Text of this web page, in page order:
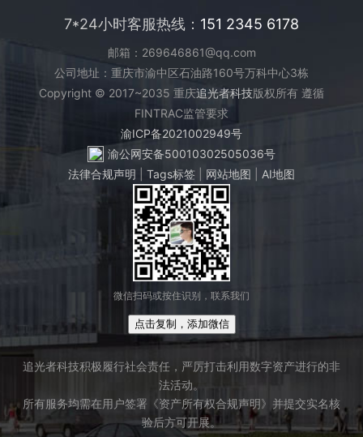
7*24小时客服热线： 151 2345 6178
邮箱：269646861@qq.com
公司地址：重庆市渝中区石油路160号万科中心3栋
Copyright © 2017~2035 重庆追光者科技版权所有 遵循
FINTRAC监管要求
渝ICP备2021002949号
渝公网安备50010302505036号
法律合规声明
Tags标签 网站地图 AI地图
微信扫码或按住识别，联系我们
点击复制，添加微信
追光者科技积极履行社会责任，严厉打击利用数字资产进行的非
法活动。
所有服务均需在用户签署《资产所有权合规声明》并提交实名核
验后方可开展。